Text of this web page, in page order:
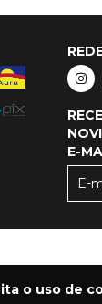
o uso de
E-